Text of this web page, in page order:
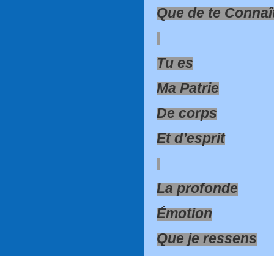
Que de te
Tu es
Ma Patrie
De corps
Et d’esprit
La profonde
Émotion
Que je ressens